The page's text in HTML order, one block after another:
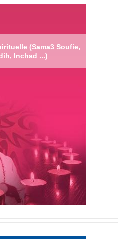
(Sama3 Soufie,
Inchad ...)